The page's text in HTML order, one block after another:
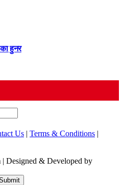
का हुनर
Us | Terms & Conditions |
Designed & Developed by